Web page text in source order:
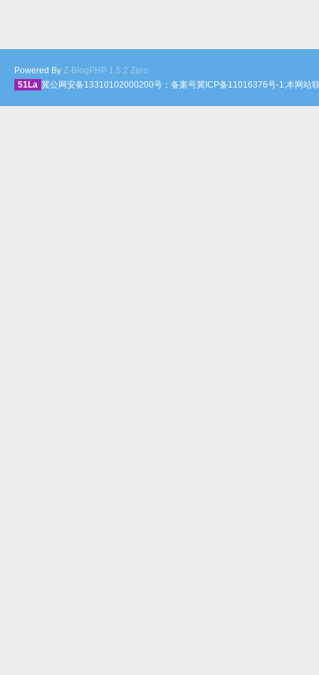
Powered By Z-BlogPHP 1.5.2 Zero
51La 冀公网安备13310102000200号；备案号冀ICP备11016376号-1;本网站